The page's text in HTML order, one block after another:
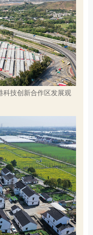
技创新合作区发展观